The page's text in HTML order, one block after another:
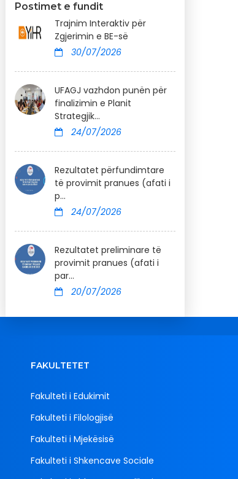
Postimet e fundit
Trajnim Interaktiv për
Zgjerimin e BE-së
30/07/2026
UFAGJ vazhdon punën për
finalizimin e Planit
Strategjik...
24/07/2026
Rezultatet përfundimtare
të provimit pranues (afati i
p...
24/07/2026
Rezultatet preliminare të
provimit pranues (afati i
par...
20/07/2026
FAKULTETET
Fakulteti i Edukimit
Fakulteti i Filologjisë
Fakulteti i Mjekësisë
Fakulteti i Shkencave Sociale